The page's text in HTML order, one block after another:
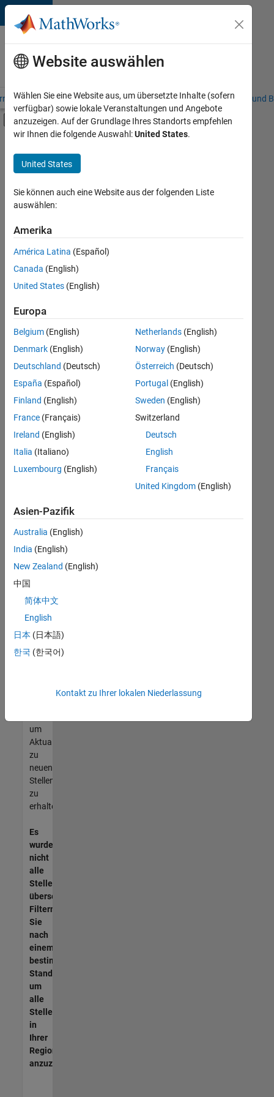
Weiter zum Inhalt
Karriere
bei
MathWorks
– Übersicht Stellensuche Niederlassungen Studierende und
Umschaltung für Off-Canvas-
Hauptinhalt
Programm für Berufseinsteiger (EDG)
Advanced Support
Information Technology
Infrastructure and Architecture
Program Management
User Experience
Web Applications and Services
+6
Derzeit
es
keine
offenen
Stellen,
Ihren
Suchkriterien
entsprechen.
können
die
Suchkriterien
weiter
fassen
oder
alle
Stellenangebote
anzeigen .
noch
keine
offenen
Stellen
können,
die
Ihren
entsprechen,
werden
unseres
um
Aktualisierungen
zu
neuen
Stellenangeboten
zu
erhalten.
Es
wurden
nicht
alle
Stellen
übersetzt.
Filtern
Sie
nach
einem
bestimmten
Standort,
um
alle
Stellenangebote
in
Ihrer
Region
anzuzeigen.
Website auswählen
Wählen Sie eine Website aus, um übersetzte Inhalte (sofern
verfügbar) sowie lokale Veranstaltungen und Angebote
anzuzeigen. Auf der Grundlage Ihres Standorts empfehlen
wir Ihnen die folgende Auswahl:United States.
United States
Sie können auch eine Website aus der folgenden Liste
auswählen:
Amerika
América Latina (Español)
Canada (English)
United States (English)
Europa
Belgium (English)
Denmark (English)
Deutschland (Deutsch)
España (Español)
Finland (English)
France (Français)
Ireland (English)
Italia (Italiano)
Luxembourg (English)
Netherlands(English)
Norway(English)
Österreich (Deutsch)
Portugal (English)
Sweden (English)
Switzerland
Deutsch
English
Français
United Kingdom(English)
Asien-Pazifik
Australia (English)
India (English)
New Zealand (English)
中国
简体中文
English
日本 (日本語)
한국 (한국어)
Kontakt zu Ihrer lokalen Niederlassung